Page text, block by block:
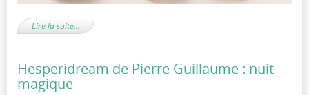
Lire la suite…
Hesperidream de Pierre Guillaume : nuit
magique